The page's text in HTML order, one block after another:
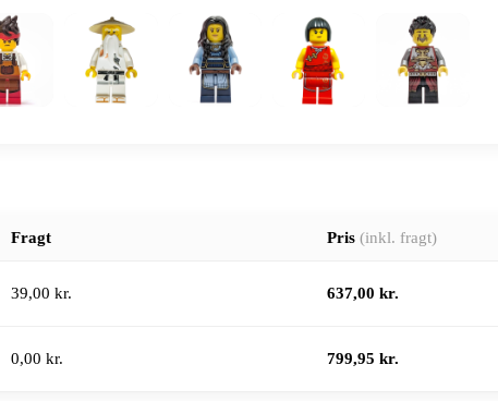
Fragt Pris (inkl. fragt)
39,00 kr. 637,00 kr.
0,00 kr. 799,95 kr.